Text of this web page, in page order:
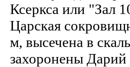
Ксеркса или "Зал
Царская
м, высечена в
захоронены